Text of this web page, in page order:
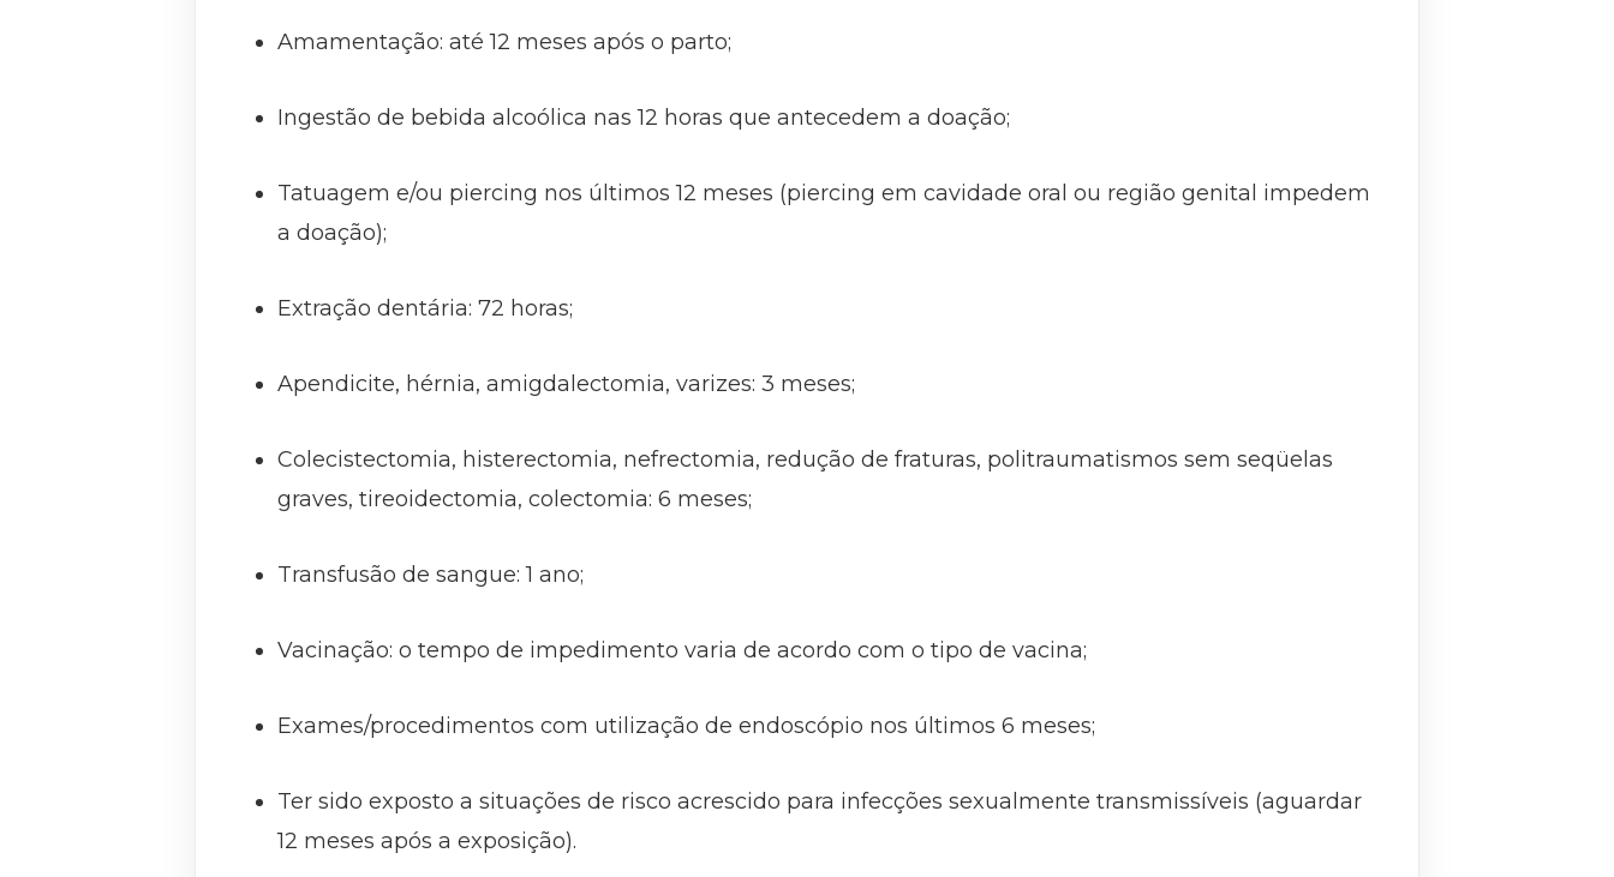
Amamentação: até 12 meses após o parto;
Ingestão de bebida alcoólica nas 12 horas que antecedem a doação;
Tatuagem e/ou piercing nos últimos 12 meses (piercing em cavidade oral ou região genital impedem
a doação);
Extração dentária: 72 horas;
Apendicite, hérnia, amigdalectomia, varizes: 3 meses;
Colecistectomia, histerectomia, nefrectomia, redução de fraturas, politraumatismos sem seqüelas
graves, tireoidectomia, colectomia: 6 meses;
Transfusão de sangue: 1 ano;
Vacinação: o tempo de impedimento varia de acordo com o tipo de vacina;
Exames/procedimentos com utilização de endoscópio nos últimos 6 meses;
Ter sido exposto a situações de risco acrescido para infecções sexualmente transmissíveis (aguardar
12 meses após a exposição).